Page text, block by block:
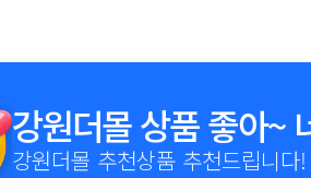
강원더몰 상품 좋아~
강원더몰 추천상품 추천드립니다!